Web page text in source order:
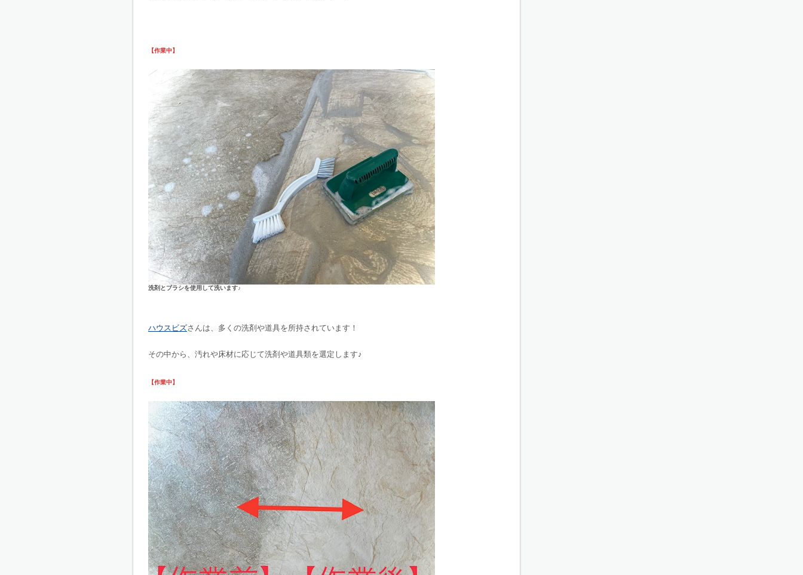
【作業中】
洗剤とブラシを使用して洗います♪
ハウスビズさんは、多くの洗剤や道具を所持されています！
その中から、汚れや床材に応じて洗剤や道具類を選定します♪
【作業中】